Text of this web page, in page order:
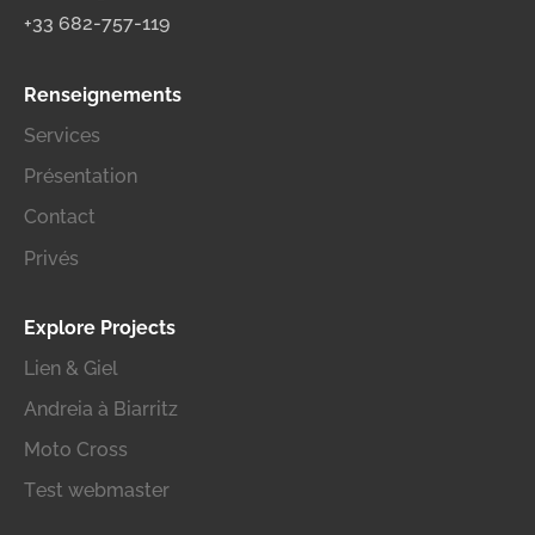
+33 682-757-119
Renseignements
Services
Présentation
Contact
Privés
Explore Projects
Lien & Giel
Andreia à Biarritz
Moto Cross
Test webmaster